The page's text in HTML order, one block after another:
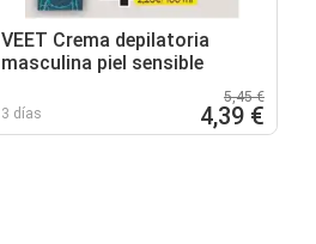
VEET Crema depilatoria
masculina piel sensible
3 días
5,45 €
4,39 €